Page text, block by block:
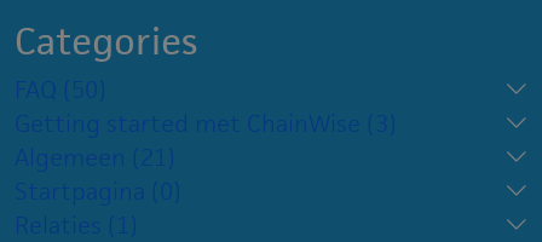
Categories
FAQ (50)
Getting started met ChainWise (3)
Algemeen (21)
Startpagina (0)
Relaties (1)